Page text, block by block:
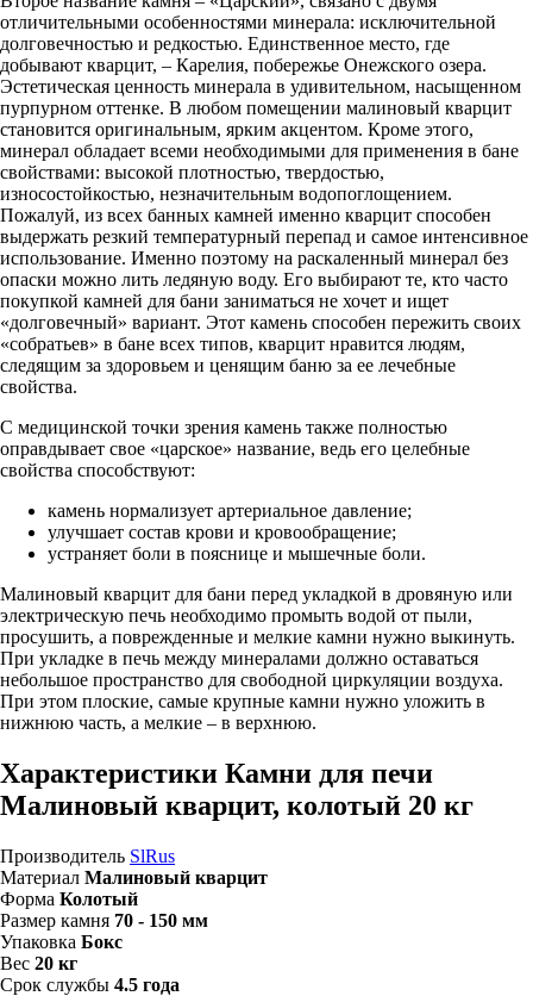
отличительными особенностями минерала: исключительной
долговечностью и редкостью. Единственное место, где
добывают кварцит, – Карелия, побережье Онежского озера.
Эстетическая ценность минерала в удивительном, насыщенном
пурпурном оттенке. В любом помещении малиновый кварцит
становится оригинальным, ярким акцентом. Кроме этого,
минерал обладает всеми необходимыми для применения в бане
свойствами: высокой плотностью, твердостью,
износостойкостью, незначительным водопоглощением.
Пожалуй, из всех банных камней именно кварцит способен
выдержать резкий температурный перепад и самое интенсивное
использование. Именно поэтому на раскаленный минерал без
опаски можно лить ледяную воду. Его выбирают те, кто часто
покупкой камней для бани заниматься не хочет и ищет
«долговечный» вариант. Этот камень способен пережить своих
«собратьев» в бане всех типов, кварцит нравится людям,
следящим за здоровьем и ценящим баню за ее лечебные
свойства.
С медицинской точки зрения камень также полностью
оправдывает свое «царское» название, ведь его целебные
свойства способствуют:
камень нормализует артериальное давление;
улучшает состав крови и кровообращение;
устраняет боли в пояснице и мышечные боли.
Малиновый кварцит для бани перед укладкой в дровяную или
электрическую печь необходимо промыть водой от пыли,
просушить, а поврежденные и мелкие камни нужно выкинуть.
При укладке в печь между минералами должно оставаться
небольшое пространство для свободной циркуляции воздуха.
При этом плоские, самые крупные камни нужно уложить в
нижнюю часть, а мелкие – в верхнюю.
Характеристики Камни для печи
Малиновый кварцит, колотый 20 кг
Производитель SlRus
Материал Малиновый кварцит
Форма Колотый
Размер камня 70 - 150 мм
Упаковка Бокс
Вес 20 кг
Срок службы 4.5 года